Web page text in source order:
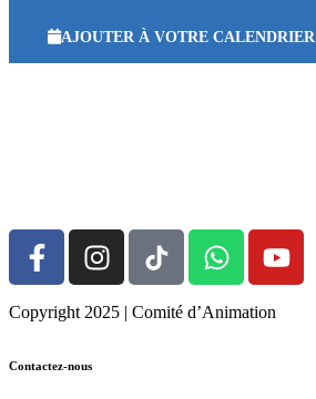
AJOUTER À VOTRE CALENDRIER
Copyright 2025 | Comité d’Animation
Contactez-nous